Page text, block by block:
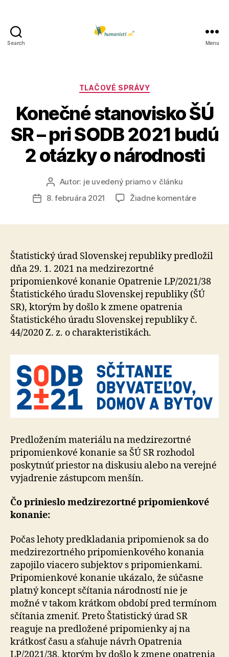
Search Menu
Kategórie
TLAČOVÉ SPRÁVY
Konečné stanovisko ŠÚ
SR – pri SODB 2021 budú
2 otázky o národnosti
Autor
článku
Autor: je uvedený priamo v článku
Dátum
8. februára 2021 Žiadne komentárena
–
SODB
2021
budú
otázky
Štatistický úrad Slovenskej republiky predložil
dňa 29. 1. 2021 na medzirezortné
pripomienkové konanie Opatrenie LP/2021/38
Štatistického úradu Slovenskej republiky (ŠÚ
SR), ktorým by došlo k zmene opatrenia
Štatistického úradu Slovenskej republiky č.
44/2020 Z. z. o charakteristikách.
Predložením materiálu na medzirezortné
pripomienkové konanie sa ŠÚ SR rozhodol
poskytnúť priestor na diskusiu alebo na verejné
vyjadrenie zástupcom menšín.
Čo prinieslo medzirezortné pripomienkové
konanie:
Počas lehoty predkladania pripomienok sa do
medzirezortného pripomienkového konania
zapojilo viacero subjektov s pripomienkami.
Pripomienkové konanie ukázalo, že súčasne
platný koncept sčítania národností nie je
možné v takom krátkom období pred termínom
sčítania zmeniť. Preto Štatistický úrad SR
reaguje na predložené pripomienky aj na
krátkosť času a sťahuje návrh Opatrenia
LP/2021/38, ktorým by došlo k zmene opatrenia